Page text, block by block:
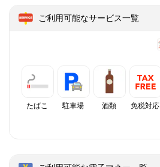
ご利用可能なサービス一覧
たばこ 駐車場 酒類 免税対応